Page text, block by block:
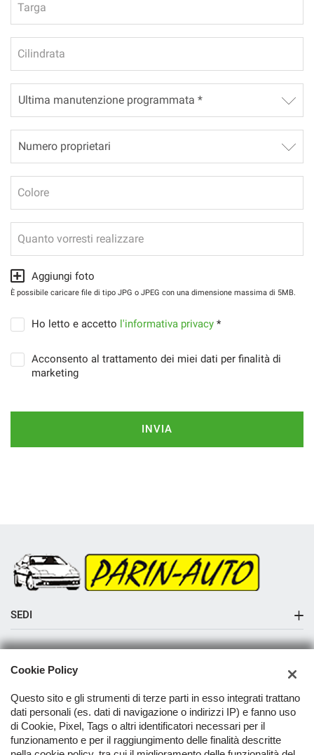
Targa
Cilindrata
Colore
Quanto vorresti realizzare
Aggiungi foto
È possibile caricare file di tipo JPG o JPEG con una dimensione massima di 5MB.
Ho letto e accetto l'informativa privacy *
Acconsento al trattamento dei miei dati per finalità di
marketing
INVIA
SEDI
Contatti
Cookie Policy
Questo sito e gli strumenti di terze parti in esso integrati trattano
dati personali (es. dati di navigazione o indirizzi IP) e fanno uso
di Cookie, Pixel, Tags o altri identificatori necessari per il
funzionamento e per il raggiungimento delle finalità descritte